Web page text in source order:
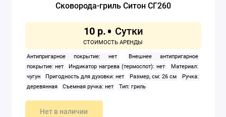
Сковорода-гриль Ситон СГ260
10 р.
Антипригарное покрытие: нет
Внешнее антипригарное
покрытие: нет
Индикатор нагрева (термоспот): нет
Материал:
чугун
Пригодность для духовки: нет Размер, см: 26 см
Ручка:
деревянная
Съемная ручка: нет Тип: гриль
Нет в наличии